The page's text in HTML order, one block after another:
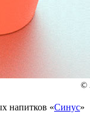
напитков «Синус»